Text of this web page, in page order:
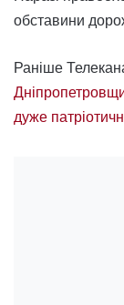
обставини
Раніше
дуже